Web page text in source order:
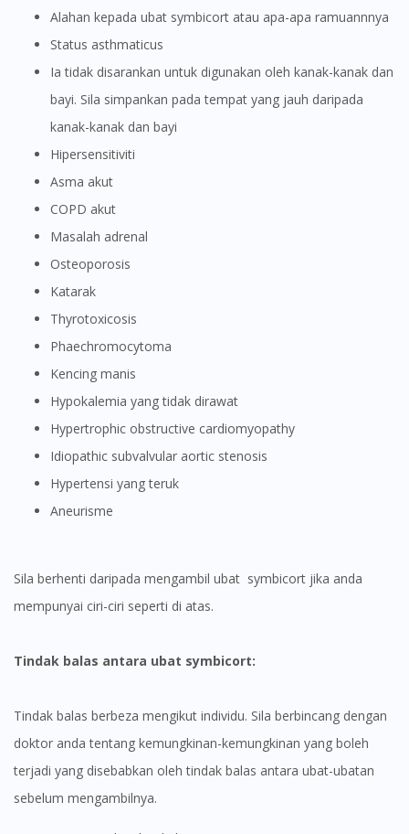
You seem to be shopping from Singapore
You are currently on DoctorOnCall.com.my, our Malaysian
Alahan kepada ubat symbicort atau apa-apa ramuannnya
Status asthmaticus
Ia tidak disarankan untuk digunakan oleh kanak-kanak dan
bayi. Sila simpankan pada tempat yang jauh daripada
kanak-kanak dan bayi
Hipersensitiviti
Asma akut
COPD akut
Masalah adrenal
Osteoporosis
Katarak
Thyrotoxicosis
Phaechromocytoma
Kencing manis
Hypokalemia yang tidak dirawat
Hypertrophic obstructive cardiomyopathy
Idiopathic subvalvular aortic stenosis
Hypertensi yang teruk
Aneurisme
Sila berhenti daripada mengambil ubat symbicort jika anda
mempunyai ciri-ciri seperti di atas.
Tindak balas antara ubat symbicort:
Tindak balas berbeza mengikut individu. Sila berbincang dengan
doktor anda tentang kemungkinan-kemungkinan yang boleh
terjadi yang disebabkan oleh tindak balas antara ubat-ubatan
sebelum mengambilnya.